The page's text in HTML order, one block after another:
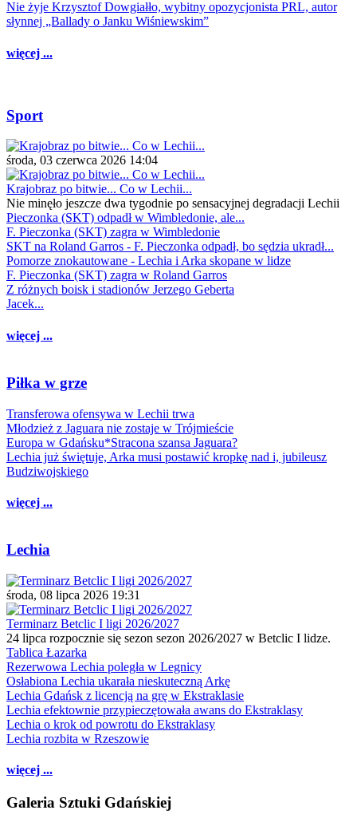
Nie żyje Krzysztof Dowgiałło, wybitny opozycjonista PRL, autor
słynnej „Ballady o Janku Wiśniewskim”
więcej ...
Sport
środa, 03 czerwca 2026 14:04
Krajobraz po bitwie... Co w Lechii...
Nie minęło jeszcze dwa tygodnie po sensacyjnej degradacji Lechii
Pieczonka (SKT) odpadł w Wimbledonie, ale...
F. Pieczonka (SKT) zagra w Wimbledonie
SKT na Roland Garros - F. Pieczonka odpadł, bo sędzia ukradł...
Pomorze znokautowane - Lechia i Arka skopane w lidze
F. Pieczonka (SKT) zagra w Roland Garros
Z różnych boisk i stadionów Jerzego Geberta
Jacek...
więcej ...
Piłka w grze
Transferowa ofensywa w Lechii trwa
Młodzież z Jaguara nie zostaje w Trójmieście
Europa w Gdańsku*Stracona szansa Jaguara?
Lechia już świętuje, Arka musi postawić kropkę nad i, jubileusz
Budziwojskiego
więcej ...
Lechia
środa, 08 lipca 2026 19:31
Terminarz Betclic I ligi 2026/2027
24 lipca rozpocznie się sezon sezon 2026/2027 w Betclic I lidze.
Tablica Łazarka
Rezerwowa Lechia poległa w Legnicy
Osłabiona Lechia ukarała nieskuteczną Arkę
Lechia Gdańsk z licencją na grę w Ekstraklasie
Lechia efektownie przypieczętowała awans do Ekstraklasy
Lechia o krok od powrotu do Ekstraklasy
Lechia rozbita w Rzeszowie
więcej ...
Galeria Sztuki Gdańskiej